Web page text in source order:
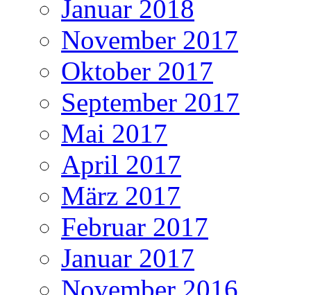
Januar 2018
November 2017
Oktober 2017
September 2017
Mai 2017
April 2017
März 2017
Februar 2017
Januar 2017